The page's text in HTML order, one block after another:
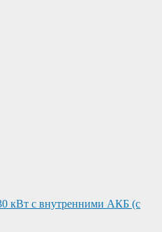
кВт с внутренними АКБ (с